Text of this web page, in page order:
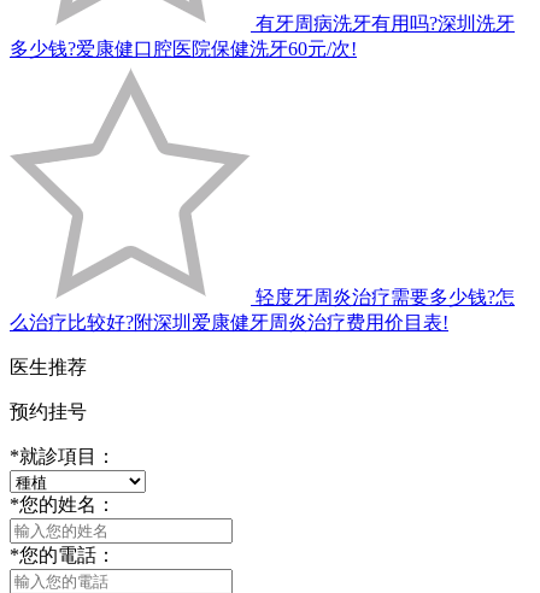
有牙周病洗牙有用吗?深圳洗牙
多少钱?爱康健口腔医院保健洗牙60元/次!
轻度牙周炎治疗需要多少钱?怎
么治疗比较好?附深圳爱康健牙周炎治疗费用价目表!
医生推荐
预约挂号
*就診項目：
*您的姓名：
*您的電話：